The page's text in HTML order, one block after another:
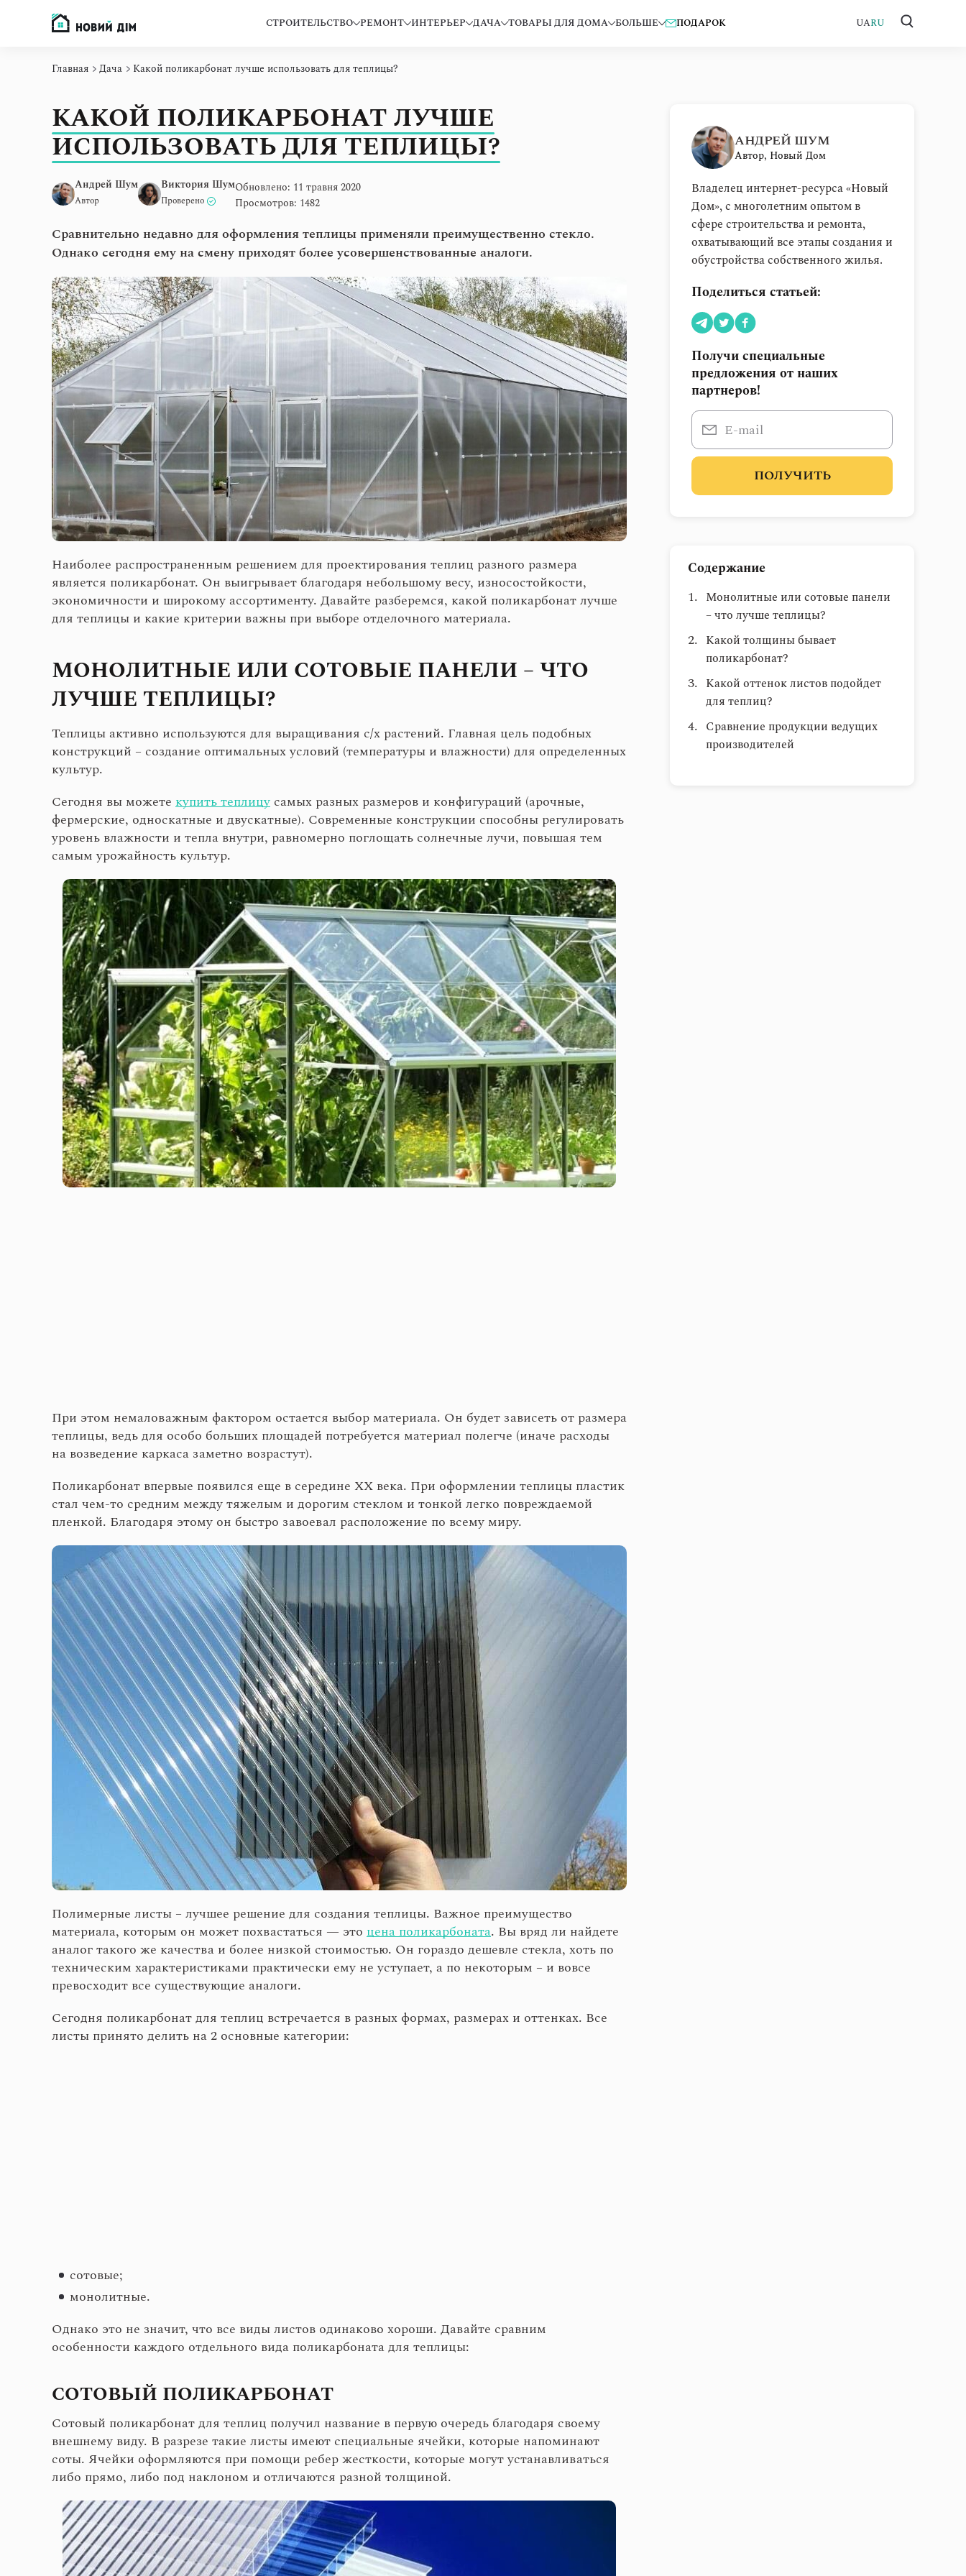
СТРОИТЕЛЬСТВО РЕМОНТ ИНТЕРЬЕР ДАЧА ТОВАРЫ ДЛЯ ДОМА БОЛЬШЕ ПОДАРОК UARU
Главная Дача Какой поликарбонат лучше использовать для теплицы?
КАКОЙ ПОЛИКАРБОНАТ ЛУЧШЕ
ИСПОЛЬЗОВАТЬ ДЛЯ ТЕПЛИЦЫ?
Андрей Шум
Автор
Виктория Шум
Проверено
Обновлено: 11 травня 2020
Просмотров: 1482
Сравнительно недавно для оформления теплицы применяли преимущественно стекло.
Однако сегодня ему на смену приходят более усовершенствованные аналоги.
Наиболее распространенным решением для проектирования теплиц разного размера
является поликарбонат. Он выигрывает благодаря небольшому весу, износостойкости,
экономичности и широкому ассортименту. Давайте разберемся, какой поликарбонат лучше
для теплицы и какие критерии важны при выборе отделочного материала.
МОНОЛИТНЫЕ ИЛИ СОТОВЫЕ ПАНЕЛИ – ЧТО
ЛУЧШЕ ТЕПЛИЦЫ?
Теплицы активно используются для выращивания с/х растений. Главная цель подобных
конструкций – создание оптимальных условий (температуры и влажности) для определенных
культур.
Сегодня вы можете купить теплицу самых разных размеров и конфигураций (арочные,
фермерские, односкатные и двускатные). Современные конструкции способны регулировать
уровень влажности и тепла внутри, равномерно поглощать солнечные лучи, повышая тем
самым урожайность культур.
При этом немаловажным фактором остается выбор материала. Он будет зависеть от размера
теплицы, ведь для особо больших площадей потребуется материал полегче (иначе расходы
на возведение каркаса заметно возрастут).
Поликарбонат впервые появился еще в середине ХХ века. При оформлении теплицы пластик
стал чем-то средним между тяжелым и дорогим стеклом и тонкой легко повреждаемой
пленкой. Благодаря этому он быстро завоевал расположение по всему миру.
Полимерные листы – лучшее решение для создания теплицы. Важное преимущество
материала, которым он может похвастаться — это цена поликарбоната. Вы вряд ли найдете
аналог такого же качества и более низкой стоимостью. Он гораздо дешевле стекла, хоть по
техническим характеристиками практически ему не уступает, а по некоторым – и вовсе
превосходит все существующие аналоги.
Сегодня поликарбонат для теплиц встречается в разных формах, размерах и оттенках. Все
листы принято делить на 2 основные категории:
сотовые;
монолитные.
Однако это не значит, что все виды листов одинаково хороши. Давайте сравним
особенности каждого отдельного вида поликарбоната для теплицы:
СОТОВЫЙ ПОЛИКАРБОНАТ
Сотовый поликарбонат для теплиц получил название в первую очередь благодаря своему
внешнему виду. В разрезе такие листы имеют специальные ячейки, которые напоминают
соты. Ячейки оформляются при помощи ребер жесткости, которые могут устанавливаться
либо прямо, либо под наклоном и отличаются разной толщиной.
АНДРЕЙ ШУМ
Автор, Новый Дом
Владелец интернет-ресурса «Новый
Дом», с многолетним опытом в
сфере строительства и ремонта,
охватывающий все этапы создания и
обустройства собственного жилья.
Поделиться статьей:
Получи специальные
предложения от наших
партнеров!
ПОЛУЧИТЬ
Содержание
Монолитные или сотовые панели
– что лучше теплицы?
Какой толщины бывает
поликарбонат?
Какой оттенок листов подойдет
для теплиц?
Сравнение продукции ведущих
производителей